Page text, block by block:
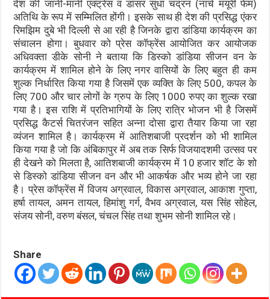
देश की जानी-मानी एक्ट्रेस व डांसर सुधा चंद्रन (नाचे मयूरी फेम)
अतिथि के रूप में सम्मिलित होंगी। इसके साथ ही देश की प्रसिद्ध एंकर
रिमझिम दुबे भी दिल्ली से आ रही है जिनके द्वारा डांडिया कार्यक्रम का
संचालन होगा। बुधवार को प्रेस कॉफ्रेंस आयोजित कर आयोजक
अधिवक्ता डीके सोनी ने बताया कि डिस्को डांडिया सीजन वन के
कार्यक्रम में शामिल होने के लिए नगर वासियों के लिए बहुत ही कम
शुल्क निर्धारित किया गया है जिसमें एक व्यक्ति के लिए 500, कपल के
लिए 700 और चार लोगों के ग्रुप के लिए 1000 रुपए का शुल्क रखा
गया है। इस राशि में प्रतिभागियों के लिए रात्रि भोजन भी है जिसमें
प्रसिद्ध कैटर्स चितरंजन सहित अन्ना दोसा द्वारा तैयार किया जा रहा
व्यंजन शामिल है। कार्यक्रम में आतिशबाजी प्रदर्शन को भी शामिल
किया गया है जो कि अंबिकापुर में अब तक सिर्फ विजयादशमी उत्सव पर
ही देखने को मिलता है, आतिशबाजी कार्यक्रम में 10 हजार शॉट के शो
से डिस्को डांडिया सीजन वन और भी आकर्षक और भव्य होने जा रहा
है। प्रेस कॉफ्रेंस में विजय अग्रवाल, विकास अग्रवाल, आकाश गुप्ता,
हर्षा तायल, अमन तायल, हिमांशु गर्ग, वैभव अग्रवाल, यस सिंह सोहेल,
संजय सोनी, वरुण बंसल, चंचल सिंह तथा शुभम सोनी शामिल रहे।
Share